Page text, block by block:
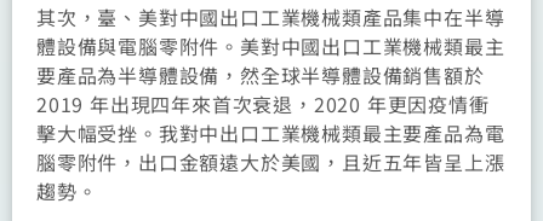
其次，臺、美對中國出口工業機械類產品集中在半導
體設備與電腦零附件。美對中國出口工業機械類最主
要產品為半導體設備，然全球半導體設備銷售額於
2019 年出現四年來首次衰退，2020 年更因疫情衝
擊大幅受挫。我對中出口工業機械類最主要產品為電
腦零附件，出口金額遠大於美國，且近五年皆呈上漲
趨勢。